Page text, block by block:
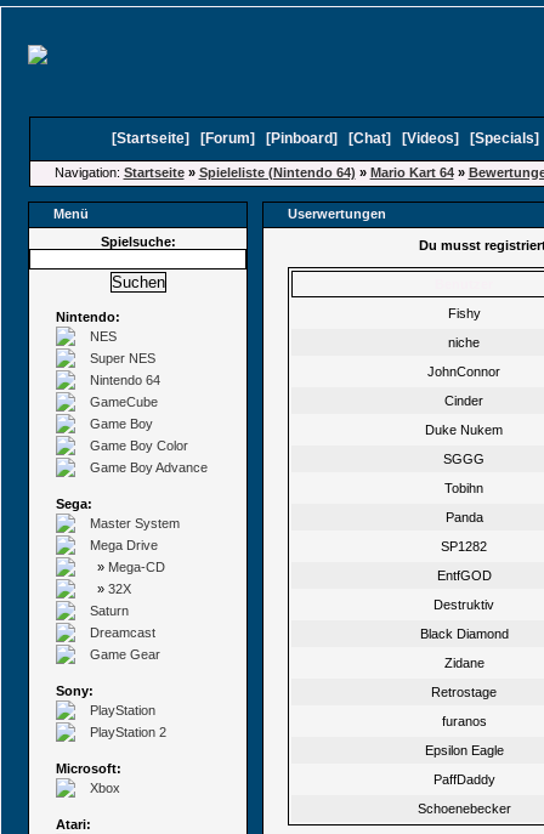
[Startseite] [Forum] [Pinboard] [Chat] [Videos] [Specials
Navigation: Startseite» Spieleliste (Nintendo 64) » Mario Kart 64»
Menü
Userwertungen
Spielsuche:
Nintendo:
NES
Super NES
Nintendo 64
GameCube
Game Boy
Game Boy Color
Game Boy Advance
Sega:
Master System
Mega Drive
» Mega-CD
» 32X
Saturn
Dreamcast
Game Gear
Sony:
PlayStation
PlayStation 2
Microsoft:
Xbox
Atari:
Du musst
Fishy
niche
JohnConnor
Cinder
Duke Nukem
SGGG
Tobihn
Panda
SP1282
EntfGOD
Destruktiv
Black Diamond
Zidane
Retrostage
furanos
Epsilon Eagle
PaffDaddy
Schoenebecker